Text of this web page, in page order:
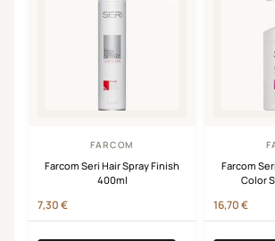
FARCOM
Farcom Seri Hair Spray Finish
400ml
7,30€
Farcom
Color
16,70€